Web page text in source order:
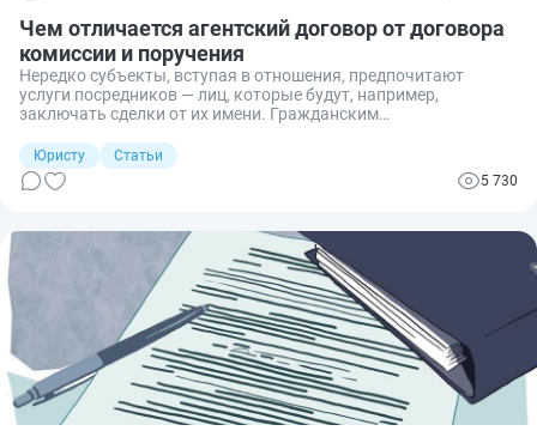
Чем отличается агентский договор от договора
комиссии и поручения
Нередко субъекты, вступая в отношения, предпочитают
услуги посредников — лиц, которые будут, например,
заключать сделки от их имени. Гражданским
договоров: агентский, поручения, комиссии. Рассказываю
подробно, в чем разница между ними.
Юристу
Статьи
5 730